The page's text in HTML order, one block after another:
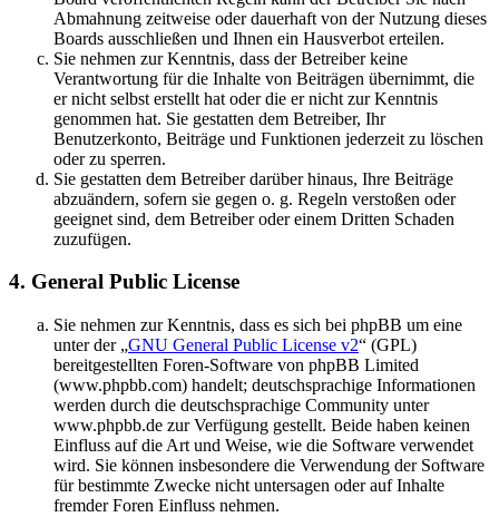
Abmahnung zeitweise oder dauerhaft von der Nutzung dieses
Boards ausschließen und Ihnen ein Hausverbot erteilen.
Sie nehmen zur Kenntnis, dass der Betreiber keine
Verantwortung für die Inhalte von Beiträgen übernimmt, die
er nicht selbst erstellt hat oder die er nicht zur Kenntnis
genommen hat. Sie gestatten dem Betreiber, Ihr
Benutzerkonto, Beiträge und Funktionen jederzeit zu löschen
oder zu sperren.
Sie gestatten dem Betreiber darüber hinaus, Ihre Beiträge
abzuändern, sofern sie gegen o. g. Regeln verstoßen oder
geeignet sind, dem Betreiber oder einem Dritten Schaden
zuzufügen.
4. General Public License
Sie nehmen zur Kenntnis, dass es sich bei phpBB um eine
unter der „GNU General Public License v2“ (GPL)
bereitgestellten Foren-Software von phpBB Limited
(www.phpbb.com) handelt; deutschsprachige Informationen
werden durch die deutschsprachige Community unter
www.phpbb.de zur Verfügung gestellt. Beide haben keinen
Einfluss auf die Art und Weise, wie die Software verwendet
wird. Sie können insbesondere die Verwendung der Software
für bestimmte Zwecke nicht untersagen oder auf Inhalte
fremder Foren Einfluss nehmen.